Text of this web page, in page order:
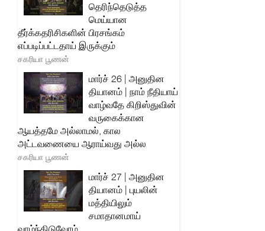
தெரிந்தெடுத்த
மெய்யான
தீர்க்கதரிசிகளின் பிரசங்கம்
எப்படிப்பட்டதாய் இருக்கும்
சகரியா பூணன்
மார்ச் 26 | அனுதின
தியானம் | நாம் நீதியாய்
வாழ்வதே கிறிஸ்துவின்
வருகைக்கான
ஆயத்தமே அல்லாமல், கால
அட்டவணையை ஆராய்வது அல்ல
சகரியா பூணன்
மார்ச் 27 | அனுதின
தியானம் | புயலின்
மத்தியிலும்
சமாதானமாய்
வாழ்ந்திடுவோம்,